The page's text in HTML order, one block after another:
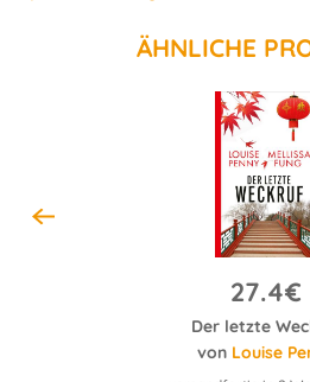
ÄHNLICHE
27.4€
Der letzte
von Louise